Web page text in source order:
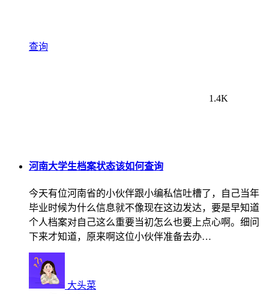
查询
1.4K
河南大学生档案状态该如何查询
今天有位河南省的小伙伴跟小编私信吐槽了，自己当年
毕业时候为什么信息就不像现在这边发达，要是早知道
个人档案对自己这么重要当初怎么也要上点心啊。细问
下来才知道，原来啊这位小伙伴准备去办…
大头菜